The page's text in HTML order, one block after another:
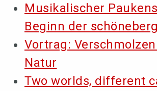
Musikalischer
Beginn der
Vortrag:
Natur
Two worlds, different